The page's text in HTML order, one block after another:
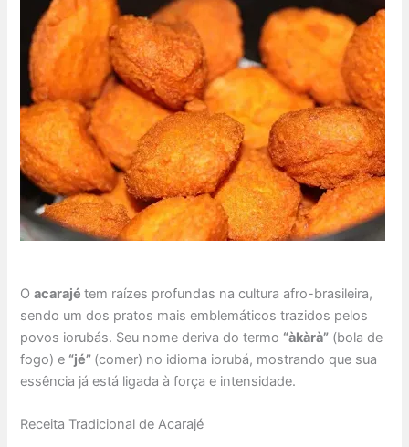
Oacarajétem raízes profundas na cultura afro-brasileira,
sendo um dos pratos mais emblemáticos trazidos pelos
povos iorubás. Seu nome deriva do termo “àkàrà” (bola de
fogo) e “jé” (comer) no idioma iorubá, mostrando que sua
essência já está ligada à força e intensidade.
Receita Tradicional de Acarajé